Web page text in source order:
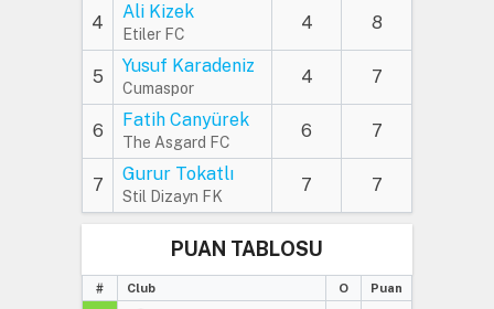
4
Ali Kizek
Etiler FC
4 8
5
Yusuf Karadeniz
Cumaspor
4 7
6
Fatih Canyürek
The Asgard FC
6 7
7
Gurur Tokatlı
Stil Dizayn FK
7 7
PUAN TABLOSU
# Club O Puan